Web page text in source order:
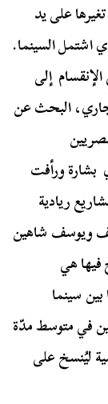
على يد
اشتمل السينما.
إلى
البحث عن
ورأفت
ريادية
ويوسف شاهين
فيها هي
سينما
في متوسط مدّة
ليُنسخ على